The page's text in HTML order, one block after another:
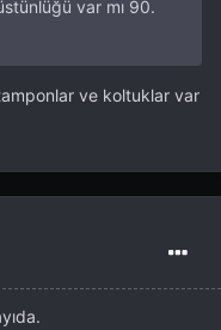
var mı 90.
ve koltuklar var